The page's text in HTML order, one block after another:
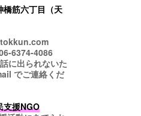
橋筋六丁目（天
6374-4086
に出られないた
でご連絡くだ
支援NGO